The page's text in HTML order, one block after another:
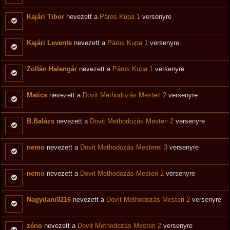
Kajári Tibor nevezett a Páros Kupa 1 versenyre
Kajári Levente nevezett a Páros Kupa 1 versenyre
Zoltán Halengár nevezett a Páros Kupa 1 versenyre
Matics nevezett a Dovit Methodozás Mesteri 2 versenyre
B.Balázs nevezett a Dovit Methodozás Mesteri 2 versenyre
nemo nevezett a Dovit Methodozás Mesterei 3 versenyre
nemo nevezett a Dovit Methodozás Mesteri 2 versenyre
Nagydani0216 nevezett a Dovit Methodozás Mesteri 2 versenyre
zéno nevezett a Dovit Methodozás Mesteri 2 versenyre